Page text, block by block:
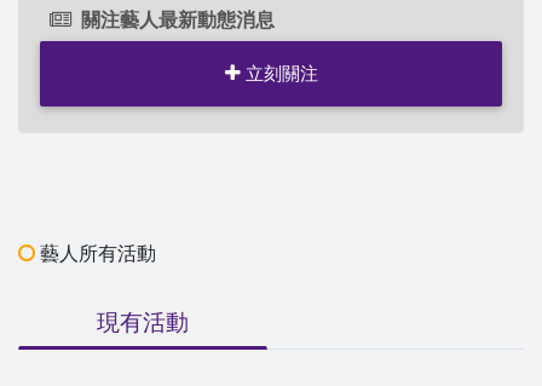
關注藝人最新動態消息
立刻關注
藝人所有活動
現有活動